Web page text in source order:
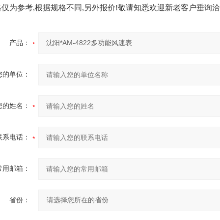
为参考,根据规格不同,另外报价!敬请知悉欢迎新老客户垂询
产品：
的单位：
的姓名：
系电话：
用邮箱：
省份：